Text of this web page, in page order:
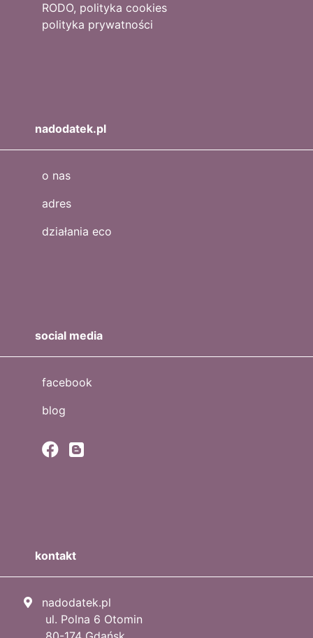
RODO, polityka cookies
polityka prywatności
nadodatek.pl
o nas
adres
działania eco
social media
facebook
blog
kontakt
nadodatek.pl
ul. Polna 6 Otomin